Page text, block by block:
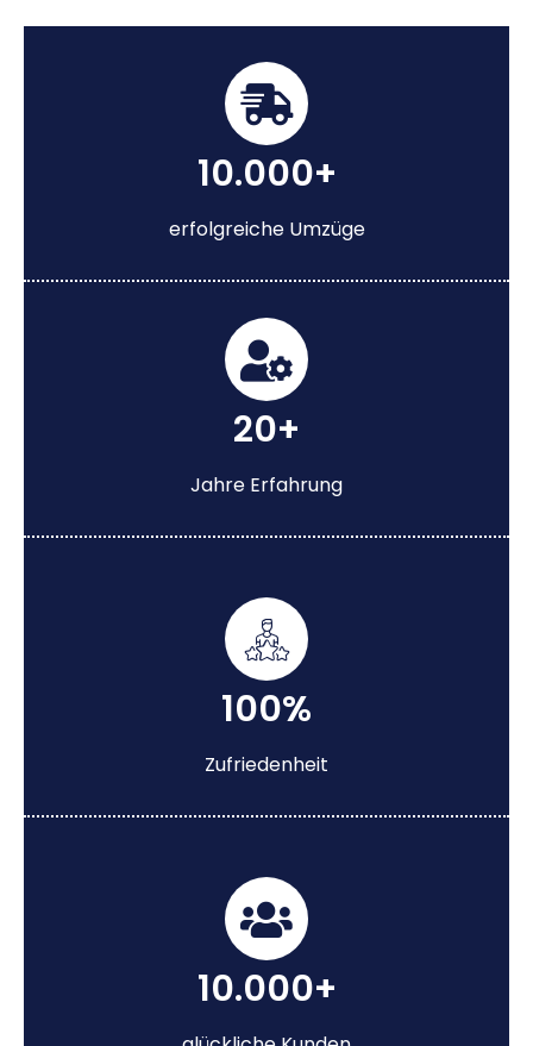
10.000+
erfolgreiche Umzüge
20+
Jahre Erfahrung
100%
Zufriedenheit
10.000+